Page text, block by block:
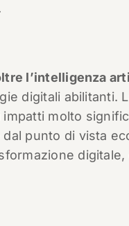
l’intelligenza
digitali abilitanti.
molto
punto di vista